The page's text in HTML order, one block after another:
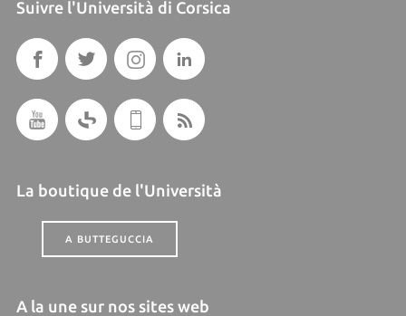
Suivre l'Università di Corsica
La boutique de l'Università
A BUTTEGUCCIA
A la une sur nos sites web